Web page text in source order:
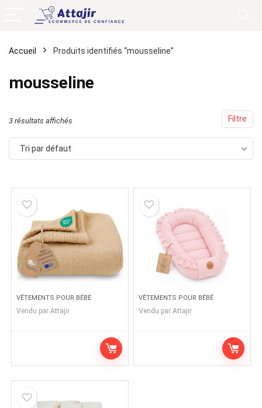
Accueil Produits identifiés “mousseline”
mousseline
Filtre
3 résultats affichés
Tri par défaut
VÊTEMENTS POUR BÉBÉ
Vendu par Attajir
VÊTEMENTS POUR BÉBÉ
Vendu par Attajir